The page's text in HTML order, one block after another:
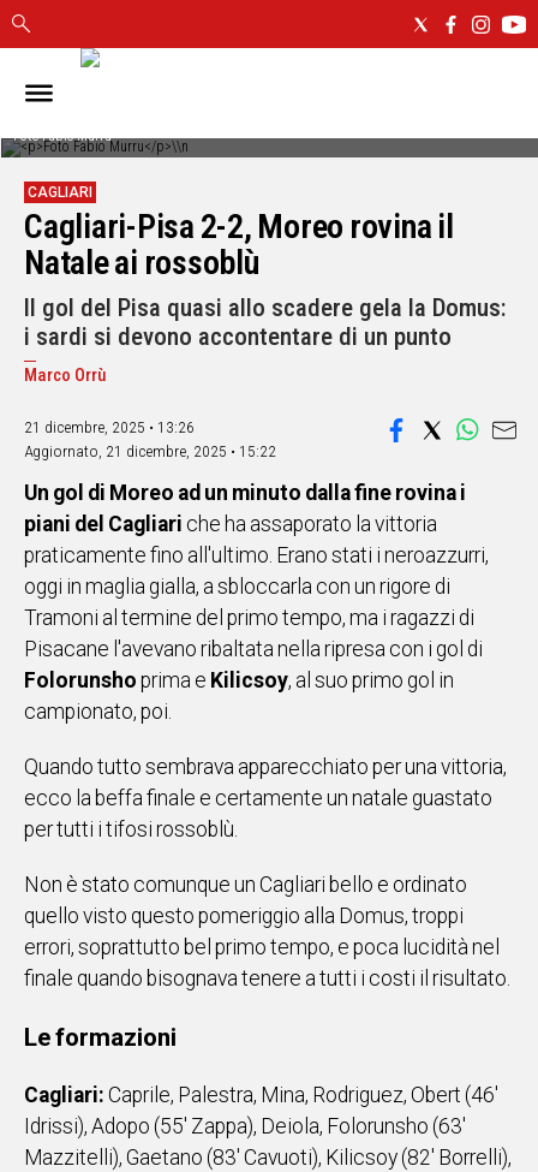
IN
SASSARI
NUORO
ORISTANO
SULCIS
GALLURA
OGLIASTRA
MEDIO
NOTIZIE
POLITICA
IN
ITALIA
NEL
MONDO
SPORT
EVENTI
VIDEO
Vai
UNISCITI
WHATSAPP
Social
CAGLIARI
Cagliari-Pisa 2-2, Moreo rovina il
Natale ai rossoblù
Foto Fabio Murru
Il gol del Pisa quasi allo scadere gela la Domus:
i sardi si devono accontentare di un punto
Marco Orrù
21 dicembre, 2025 • 13:26
Aggiornato, 21 dicembre, 2025 • 15:22
Un gol di Moreo ad un minuto dalla fine rovina i
piani del Cagliari che ha assaporato la vittoria
praticamente fino all'ultimo. Erano stati i neroazzurri,
oggi in maglia gialla, a sbloccarla con un rigore di
Tramoni al termine del primo tempo, ma i ragazzi di
Pisacane l'avevano ribaltata nella ripresa con i gol di
Folorunsho prima e Kilicsoy, al suo primo gol in
campionato, poi.
Quando tutto sembrava apparecchiato per una vittoria,
ecco la beffa finale e certamente un natale guastato
per tutti i tifosi rossoblù.
Non è stato comunque un Cagliari bello e ordinato
quello visto questo pomeriggio alla Domus, troppi
errori, soprattutto bel primo tempo, e poca lucidità nel
finale quando bisognava tenere a tutti i costi il risultato.
Le formazioni
Cagliari: Caprile, Palestra, Mina, Rodriguez, Obert (46'
Idrissi), Adopo (55' Zappa), Deiola, Folorunsho (63'
Mazzitelli), Gaetano (83' Cavuoti), Kilicsoy (82' Borrelli),